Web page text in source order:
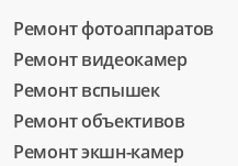
Ремонт фотоаппаратов
Ремонт видеокамер
Ремонт вспышек
Ремонт объективов
Ремонт экшн-камер